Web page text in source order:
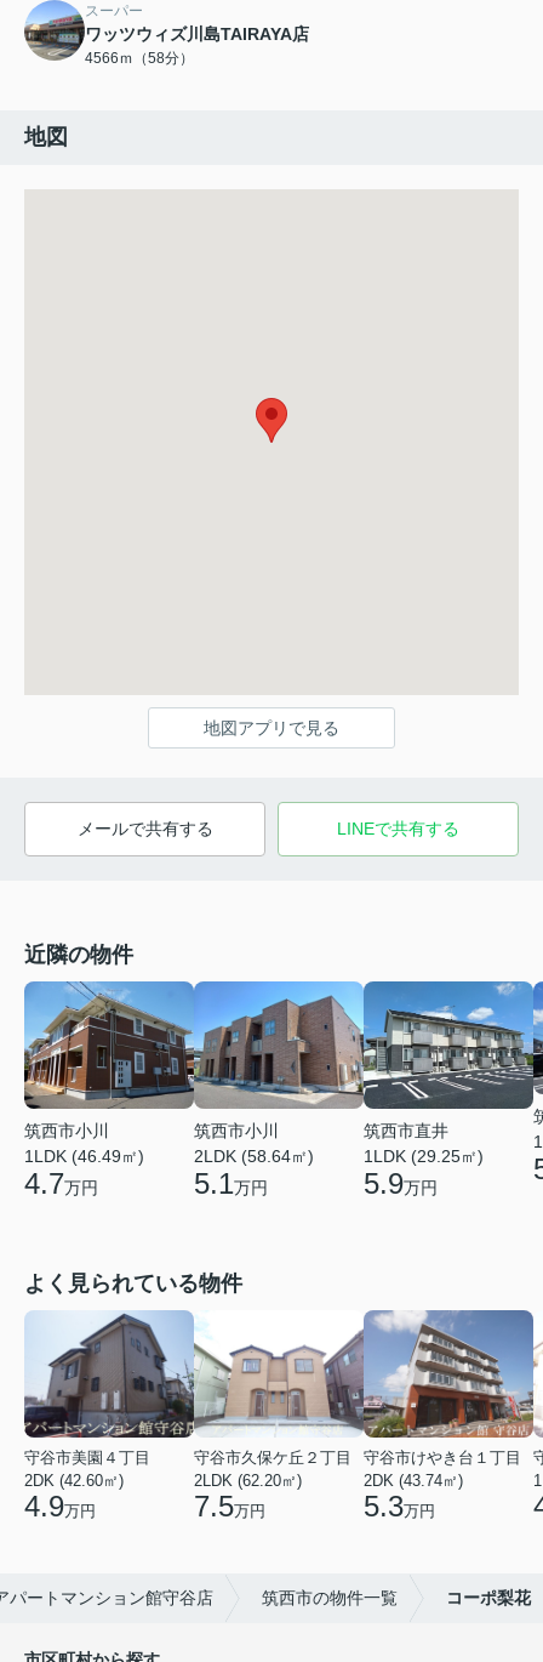
スーパー
ワッツウィズ川島TAIRAYA店
4566ｍ（58分）
地図
地図アプリで見る
メールで共有する LINEで共有する
近隣の物件
筑西市小川
1LDK (46.49㎡)
4.7万円
筑西市小川
2LDK (58.64㎡)
5.1万円
筑西市直井
1LDK (29.25㎡)
5.9万円
よく見られている物件
守谷市美園４丁目
2DK (42.60㎡)
4.9万円
守谷市久保ケ丘２丁目
2LDK (62.20㎡)
7.5万円
守谷市けやき台１丁目
2DK (43.74㎡)
5.3万円
パートマンション館守谷店 筑西市の物件一覧 コーポ梨花